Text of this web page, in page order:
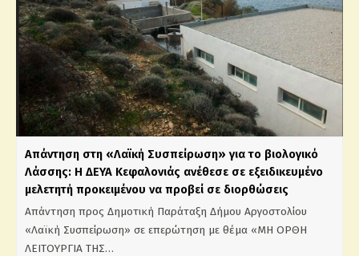
Απάντηση στη «Λαϊκή Συσπείρωση» για το βιολογικό
Λάσσης: Η ΔΕΥΑ Κεφαλονιάς ανέθεσε σε εξειδικευμένο
μελετητή προκειμένου να προβεί σε διορθώσεις
Απάντηση προς Δημοτική Παράταξη Δήμου Αργοστολίου
«Λαϊκή Συσπείρωση» σε επερώτηση με θέμα «ΜΗ ΟΡΘΗ
ΛΕΙΤΟΥΡΓΙΑ ΤΗΣ…